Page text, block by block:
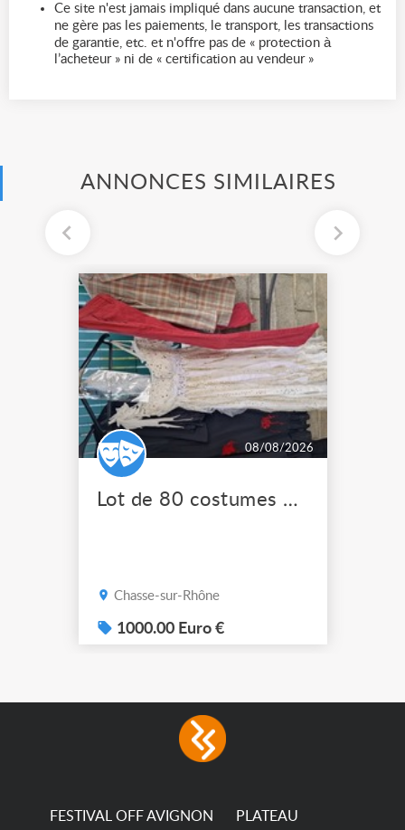
Ce site n'est jamais impliqué dans aucune transaction, et
ne gère pas les paiements, le transport, les transactions
de garantie, etc. et n'offre pas de « protection à
l’acheteur » ni de « certification au vendeur »
ANNONCES SIMILAIRES
08/08/2026
Lot de 80 costumes de scène pro
Chasse-sur-Rhône
1000.00 Euro €
FESTIVAL OFF AVIGNON PLATEAU